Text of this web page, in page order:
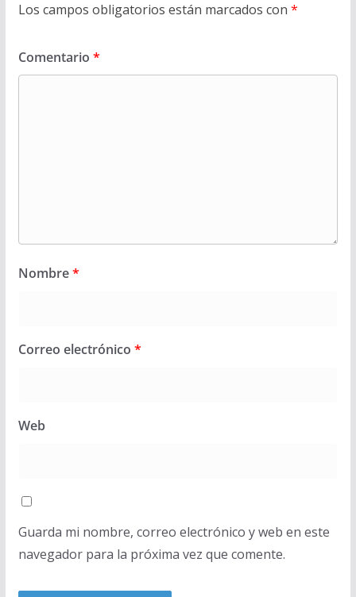
Los campos obligatorios están marcados con *
Comentario *
Nombre*
Correo electrónico *
Web
Guarda mi nombre, correo electrónico y web en este
navegador para la próxima vez que comente.